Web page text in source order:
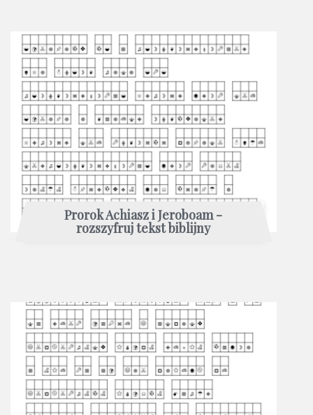
Prorok Achiasz i Jeroboam -
rozszyfruj tekst biblijny